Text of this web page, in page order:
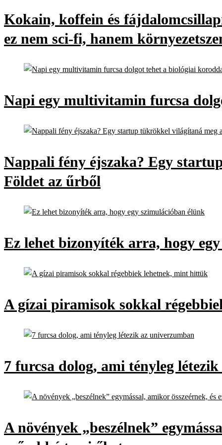
Kokain, koffein és
ez nem sci-fi, hanem
Napi egy multivitamin furcsa
Nappali fény éjszaka? Egy
Földet az űrből
Ez lehet bizonyíték arra, hogy
A gízai piramisok sokkal
7 furcsa dolog, ami tényleg
A növények „beszélnek”